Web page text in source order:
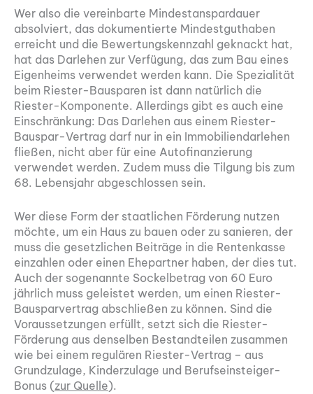
Wer also die vereinbarte Mindestanspardauer
absolviert, das dokumentierte Mindestguthaben
erreicht und die Bewertungskennzahl geknackt hat,
hat das Darlehen zur Verfügung, das zum Bau eines
Eigenheims verwendet werden kann. Die Spezialität
beim Riester-Bausparen ist dann natürlich die
Riester-Komponente. Allerdings gibt es auch eine
Einschränkung: Das Darlehen aus einem Riester-
Bauspar-Vertrag darf nur in ein Immobiliendarlehen
fließen, nicht aber für eine Autofinanzierung
verwendet werden. Zudem muss die Tilgung bis zum
68. Lebensjahr abgeschlossen sein.
Wer diese Form der staatlichen Förderung nutzen
möchte, um ein Haus zu bauen oder zu sanieren, der
muss die gesetzlichen Beiträge in die Rentenkasse
einzahlen oder einen Ehepartner haben, der dies tut.
Auch der sogenannte Sockelbetrag von 60 Euro
jährlich muss geleistet werden, um einen Riester-
Bausparvertrag abschließen zu können. Sind die
Voraussetzungen erfüllt, setzt sich die Riester-
Förderung aus denselben Bestandteilen zusammen
wie bei einem regulären Riester-Vertrag – aus
Grundzulage, Kinderzulage und Berufseinsteiger-
Bonus (zur Quelle).